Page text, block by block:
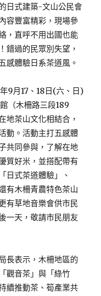
日式建築-文山公民會
容豐富精彩，現場參
，直呼不用出國也能
錯過的民眾別失望，
感體驗日系茶道風。
9月17、18日(六、日)
（木柵路三段189
地茶山文化相結合，
動。活動主打五感體
共同參與，了解在地
質好米，並搭配帶有
日式茶道體驗」、
有木柵青農特色茶山
有草地音樂會供市民
一天，敬請市民朋友
表示，木柵地區的
觀音茶」與「綠竹
續推動茶、筍產業共